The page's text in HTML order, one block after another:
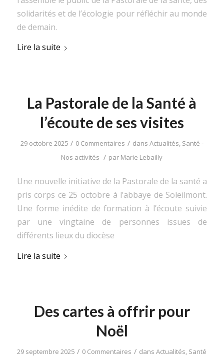
solidarités et de l’écologie pour réfléchir au monde
de demain.
Lire la suite
La Pastorale de la Santé à
l’écoute de ses visites
29 octobre 2025 / 0 Commentaires / dans Actualités Santé -
Nos activités / par Marie Lebailly
Une nouvelle initiative de la Pastorale de la santé a
pris corps ce 25 octobre à l’abbaye de Soleilmont.
Une forme inédite de formation à l’écoute suivie
par une vingtaine de personnes issues de
différents lieux du diocèse
Lire la suite
Des cartes à offrir pour
Noël
29 septembre 2025 / 0 Commentaires / dansActualités, Santé